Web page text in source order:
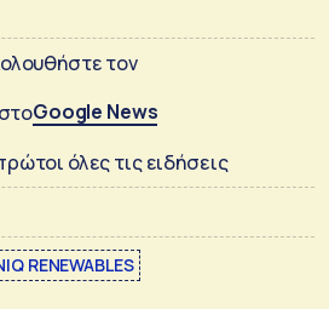
τον
στοGoogle News
όλες τις ειδήσεις
RENEWABLES